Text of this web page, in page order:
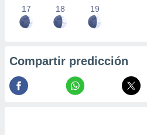
17 18 19
Compartir predicción